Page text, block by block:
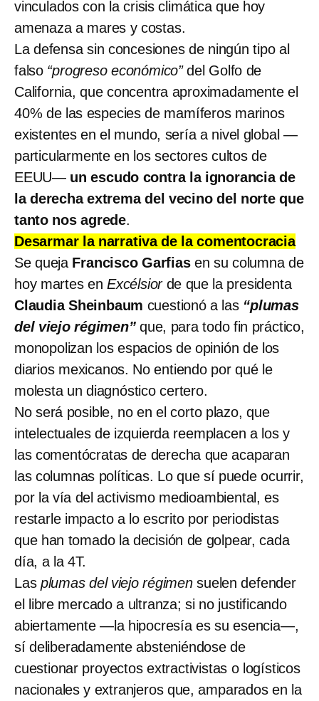
vinculados con la crisis climática que hoy
amenaza a mares y costas.
La defensa sin concesiones de ningún tipo al
falso “progreso económico”del Golfo de
California, que concentra aproximadamente el
40% de las especies de mamíferos marinos
existentes en el mundo, sería a nivel global —
particularmente en los sectores cultos de
EEUU— un escudo contra la ignorancia de
la derecha extrema del vecino del norte que
tanto nos agrede.
Desarmar la narrativa de la comentocracia
Se queja Francisco Garfiasen su columna de
hoy martes enExcélsiorde que la presidenta
Claudia Sheinbaum cuestionó a las “plumas
del viejo régimen”que, para todo fin práctico,
monopolizan los espacios de opinión de los
diarios mexicanos. No entiendo por qué le
molesta un diagnóstico certero.
No será posible, no en el corto plazo, que
intelectuales de izquierda reemplacen a los y
las comentócratas de derecha que acaparan
las columnas políticas. Lo que sí puede ocurrir,
por la vía del activismo medioambiental, es
restarle impacto a lo escrito por periodistas
que han tomado la decisión de golpear, cada
día, a la 4T.
Las plumas del viejo régimensuelen defender
el libre mercado a ultranza; si no justificando
abiertamente —la hipocresía es su esencia—,
sí deliberadamente absteniéndose de
cuestionar proyectos extractivistas o logísticos
nacionales y extranjeros que, amparados en la